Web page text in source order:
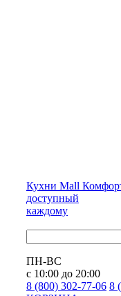
Кухни Mall
доступный
каждому
ПН-ВС
с 10:00 до 20:00
8 (800) 302-77-06 8